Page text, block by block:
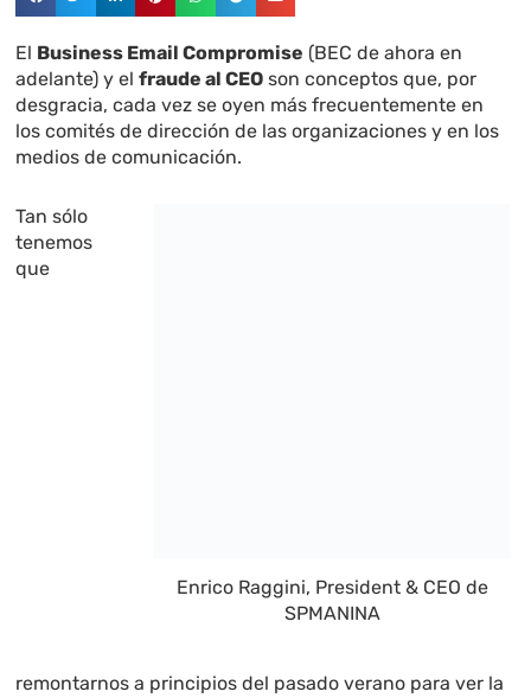
El Business Email Compromise (BEC de ahora en
adelante) y elfraude al CEO son conceptos que, por
desgracia, cada vez se oyen más frecuentemente en
los comités de dirección de las organizaciones y en los
medios de comunicación.
Enrico Raggini, President & CEO de
SPMANINA
Tan sólo
tenemos
que
remontarnos a principios del pasado verano para ver la